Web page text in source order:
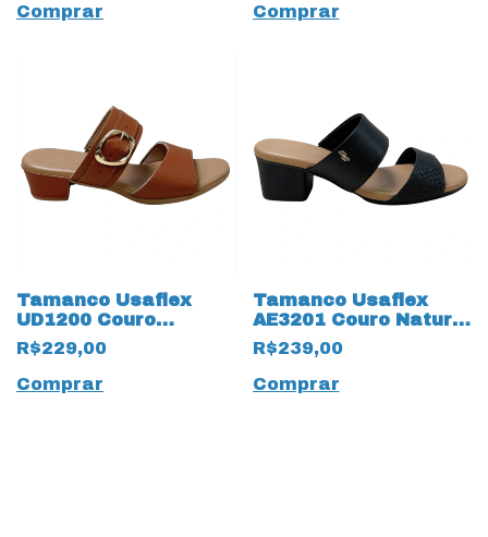
Comprar
Comprar
Tamanco Usaflex
UD1200 Couro
Natural Caramelo
R$229,00
Comprar
Tamanco Usaflex
AE3201 Couro Natural
Preto
R$239,00
Comprar